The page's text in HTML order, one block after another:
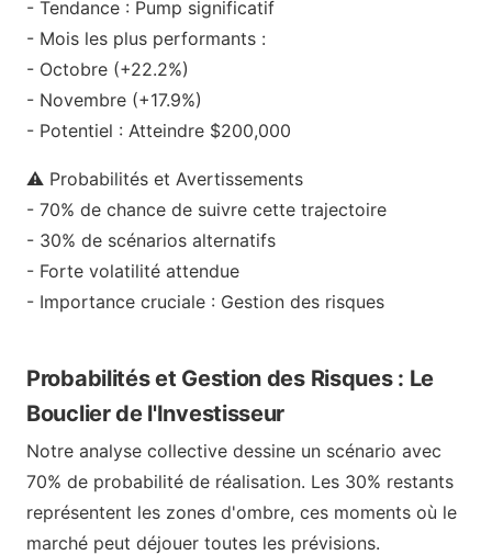
- Tendance : Pump significatif
- Mois les plus performants :
- Octobre (+22.2%)
- Novembre (+17.9%)
- Potentiel : Atteindre $200,000
⚠️ Probabilités et Avertissements
- 70% de chance de suivre cette trajectoire
- 30% de scénarios alternatifs
- Forte volatilité attendue
- Importance cruciale : Gestion des risques
Probabilités et Gestion des Risques : Le
Bouclier de l'Investisseur
Notre analyse collective dessine un scénario avec
70% de probabilité de réalisation. Les 30% restants
représentent les zones d'ombre, ces moments où le
marché peut déjouer toutes les prévisions.